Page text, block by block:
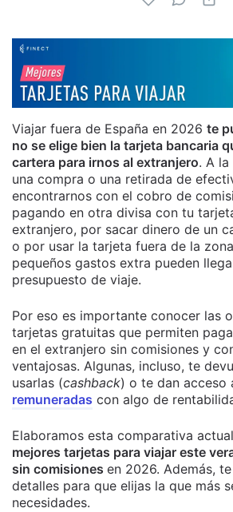
Viajar fuera de España en 2026 te
no se elige bien la tarjeta bancaria
cartera para irnos al extranjero. A
una compra o una retirada de
encontrarnos con el cobro de
pagando en otra divisa con tu
extranjero, por sacar dinero de un
o por usar la tarjeta fuera de la
pequeños gastos extra pueden
presupuesto de viaje.
Por eso es importante conocer las
tarjetas gratuitas que permiten
en el extranjero sin comisiones y
ventajosas. Algunas, incluso, te
usarlas (cashback) o te dan acceso
remuneradas con algo de
Elaboramos esta comparativa
mejores tarjetas para viajar este
sin comisiones en 2026. Además,
detalles para que elijas la que más
necesidades.